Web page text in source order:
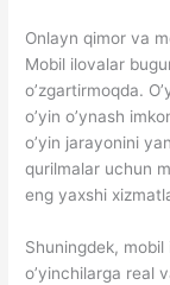
Onlayn qimor va
Mobil ilovalar
o’zgartirmoqda.
o’yin o’ynash
o’yin jarayonini
qurilmalar uchun
eng yaxshi
Shuningdek,
o’yinchilarga real